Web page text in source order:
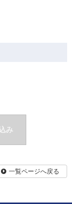
み
一覧ページへ戻る